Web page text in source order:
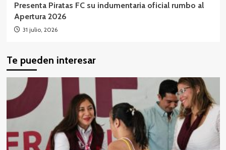
Presenta Piratas FC su indumentaria oficial rumbo al
Apertura 2026
31 julio, 2026
Te pueden interesar